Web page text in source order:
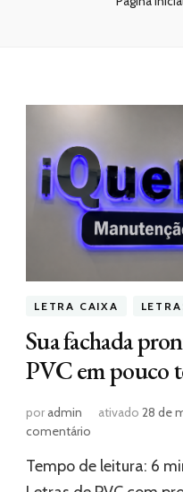
LETRA CAIXA
Sua fachada
PVC em pouco
poradmin ativado 28 de
comentárioem
fachada
pronta
Tempo de leitura: 6